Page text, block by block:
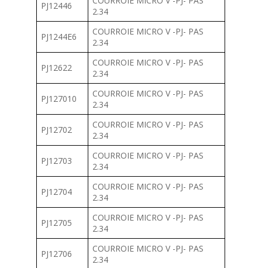
PJ12446
2.34
PJ1244E6
COURROIE MICRO V -PJ- PAS
2.34
PJ12622
COURROIE MICRO V -PJ- PAS
2.34
PJ127010
COURROIE MICRO V -PJ- PAS
2.34
PJ12702
COURROIE MICRO V -PJ- PAS
2.34
PJ12703
COURROIE MICRO V -PJ- PAS
2.34
PJ12704
COURROIE MICRO V -PJ- PAS
2.34
PJ12705
COURROIE MICRO V -PJ- PAS
2.34
PJ12706
COURROIE MICRO V -PJ- PAS
2.34